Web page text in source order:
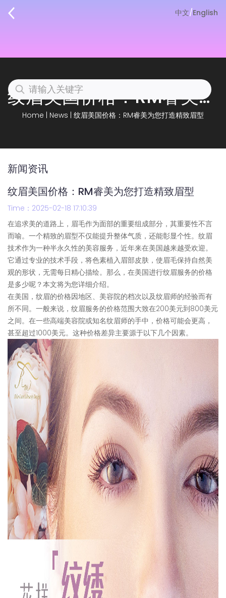
中文/English
纹眉美国价格：RM睿美为您打造精致眉型
Home News 纹眉美国价格：RM睿美为您打造精致眉型
新闻资讯
纹眉美国价格：RM睿美为您打造精致眉型
Time：2025-02-18 17:10:39
在追求美的道路上，眉毛作为面部的重要组成部分，其重要性不言
而喻。一个精致的眉型不仅能提升整体气质，还能彰显个性。纹眉
技术作为一种半永久性的美容服务，近年来在美国越来越受欢迎。
它通过专业的技术手段，将色素植入眉部皮肤，使眉毛保持自然美
观的形状，无需每日精心描绘。那么，在美国进行纹眉服务的价格
是多少呢？本文将为您详细介绍。
在美国，纹眉的价格因地区、美容院的档次以及纹眉师的经验而有
所不同。一般来说，纹眉服务的价格范围大致在200美元到800美元
之间。在一些高端美容院或知名纹眉师的手中，价格可能会更高，
甚至超过1000美元。这种价格差异主要源于以下几个因素。